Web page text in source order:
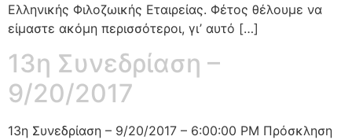
Ελληνικής Φιλοζωικής Εταιρείας. Φέτος θέλουμε να
είμαστε ακόμη περισσότεροι, γι’ αυτό […]
13η Συνεδρίαση –
9/20/2017
13η Συνεδρίαση – 9/20/2017 – 6:00:00 PM Πρόσκληση